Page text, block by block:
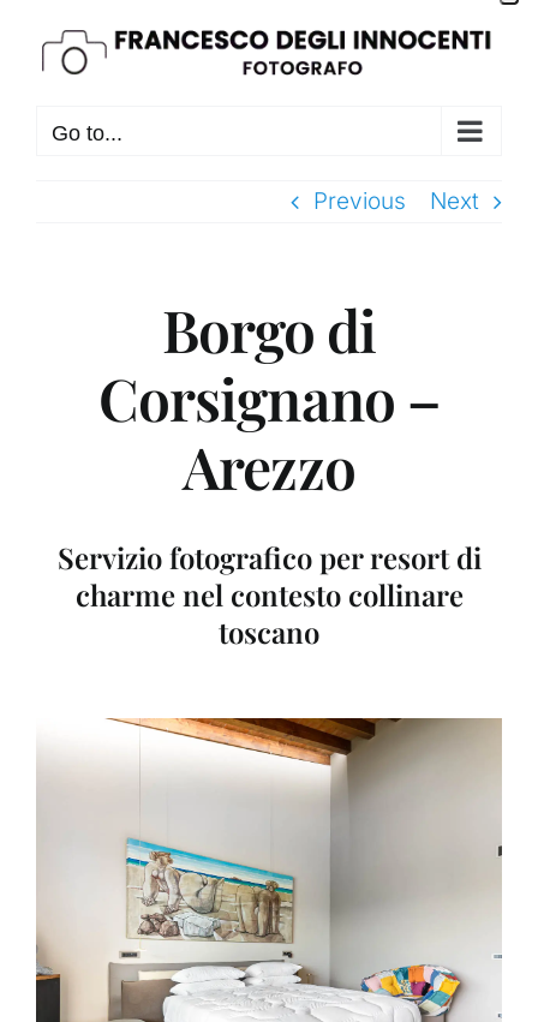
content
Go to...
Previous Next
Borgo di
Corsignano –
Arezzo
Servizio fotografico per resort di
charme nel contesto collinare
toscano